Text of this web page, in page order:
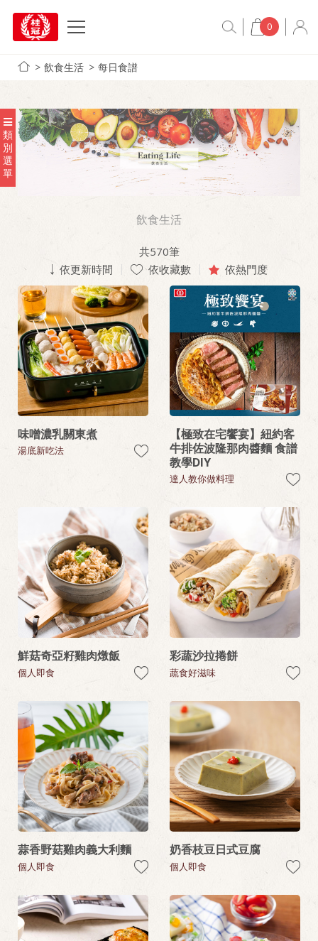
0
飲食生活 每日食譜
類
別
選
單
飲食生活
共570筆
依更新時間
依收藏數 依熱門度
味噌濃乳關東煮
湯底新吃法
【極致在宅饗宴】紐約客
牛排佐波隆那肉醬麵 食譜
教學DIY
達人教你做料理
鮮菇奇亞籽雞肉燉飯
個人即食
彩蔬沙拉捲餅
蔬食好滋味
蒜香野菇雞肉義大利麵
個人即食
奶香枝豆日式豆腐
個人即食